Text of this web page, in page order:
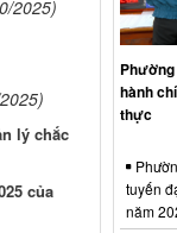
2025)
lý chắc
của
hành
thực
tuyến
năm